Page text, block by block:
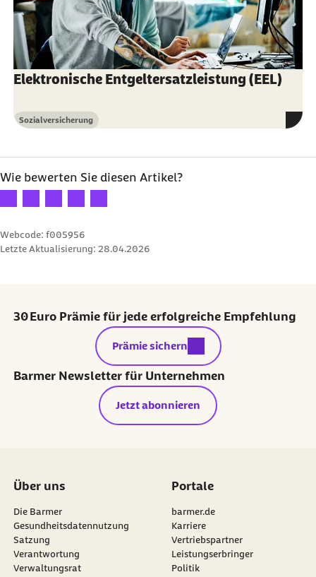
Elektronische Entgeltersatzleistung (EEL)
Kategorie
Sozialversicherung
Wie bewerten Sie diesen Artikel?
Ihre Bewertung: 1 Stern
Ihre Bewertung: 2 Sterne
Ihre Bewertung: 3 Sterne
Ihre Bewertung: 4 Sterne
Ihre Bewertung: 5 Sterne
Webcode: f005956
Letzte Aktualisierung: 28.04.2026
30 Euro Prämie für jede erfolgreiche Empfehlung
externer Link:
Prämie sichern
Barmer Newsletter für Unternehmen
Jetzt abonnieren
Über uns
Die Barmer
Gesundheitsdatennutzung
Satzung
Verantwortung
Verwaltungsrat
Portale
barmer.de
Karriere
Vertriebspartner
Leistungserbringer
Politik